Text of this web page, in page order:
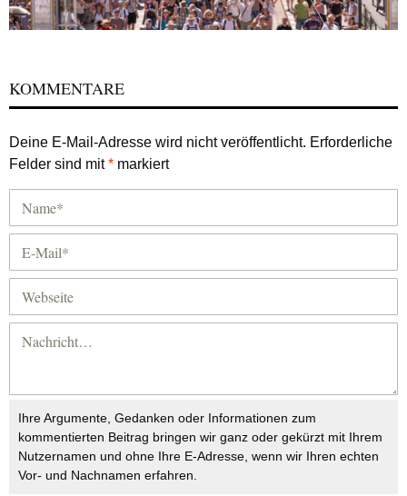
KOMMENTARE
Deine E-Mail-Adresse wird nicht veröffentlicht. Erforderliche
Felder sind mit* markiert
Ihre Argumente, Gedanken oder Informationen zum
kommentierten Beitrag bringen wir ganz oder gekürzt mit Ihrem
Nutzernamen und ohne Ihre E-Adresse, wenn wir Ihren echten
Vor- und Nachnamen erfahren.